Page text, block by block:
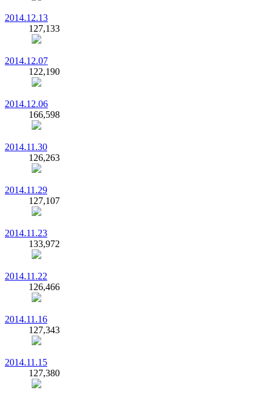
2014.12.13
127,133
2014.12.07
122,190
2014.12.06
166,598
2014.11.30
126,263
2014.11.29
127,107
2014.11.23
133,972
2014.11.22
126,466
2014.11.16
127,343
2014.11.15
127,380